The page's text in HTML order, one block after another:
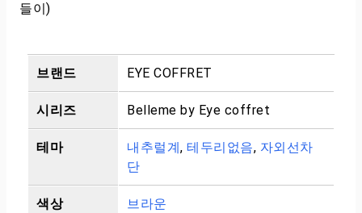
들이)
브랜드 EYE COFFRET
시리즈 Belleme by Eye coffret
테마 내추럴계, 테두리없음, 자외선차
단
색상 브라운